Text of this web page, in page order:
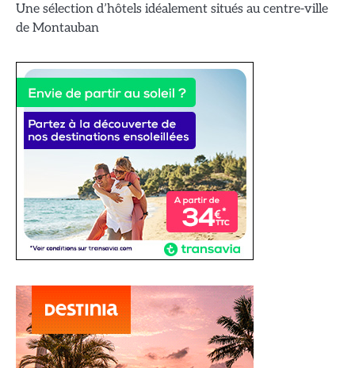
Une sélection d’hôtels idéalement situés au centre-ville
de Montauban